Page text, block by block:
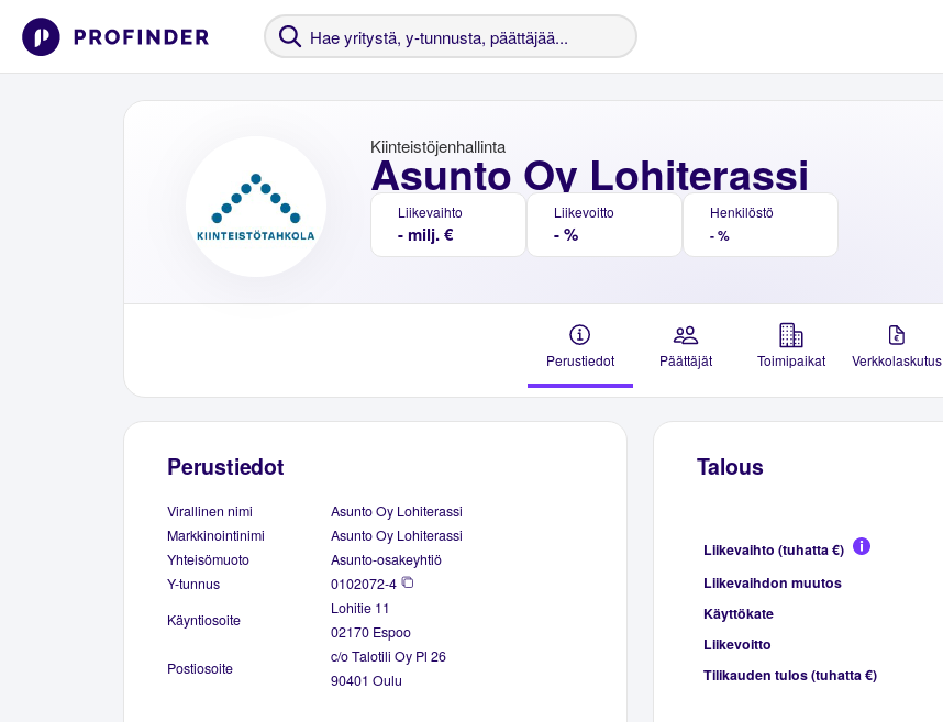
Asunto Oy Lohiterassi
Kiinteistöjenhallinta
Liikevaihto
- milj. €
Liikevoitto
- %
Henkilöstö
- %
Perustiedot Päättäjät Toimipaikat Verkkolaskutus
Perustiedot
Virallinen nimi
Asunto Oy Lohiterassi
Markkinointinimi
Asunto Oy Lohiterassi
Yhteisömuoto
Asunto-osakeyhtiö
Y-tunnus
0102072-4
Käyntiosoite
Lohitie 11
02170 Espoo
Postiosoite
c/o Talotili Oy Pl 26
90401 Oulu
Talous
Liikevaihto (tuhatta €)
Liikevaihdon muutos
Käyttökate
Liikevoitto
Tilikauden tulos (tuhatta €)